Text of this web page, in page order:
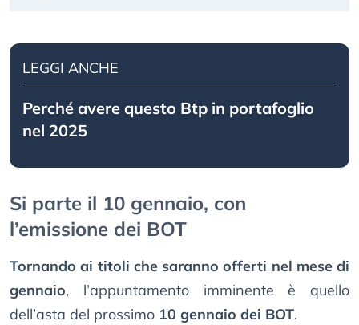
LEGGI ANCHE
Perché avere questo Btp in portafoglio
nel 2025
Si parte il 10 gennaio, con
l’emissione dei BOT
Tornando ai titoli che saranno offerti nel mese di
gennaio, l’appuntamento imminente è quello
dell’asta del prossimo 10 gennaio dei BOT.